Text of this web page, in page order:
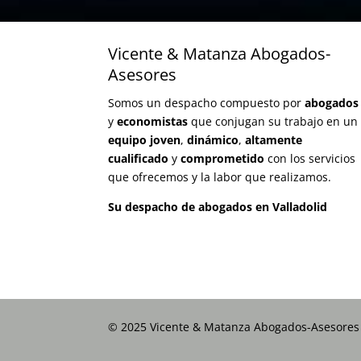
Vicente & Matanza Abogados-
Asesores
Somos un despacho compuesto porabogados
yeconomistas que conjugan su trabajo en un
equipo joven,dinámico,altamente
cualificadoycomprometido con los servicios
que ofrecemos y la labor que realizamos.
Su despacho de abogados en Valladolid
© 2025 Vicente & Matanza Abogados-